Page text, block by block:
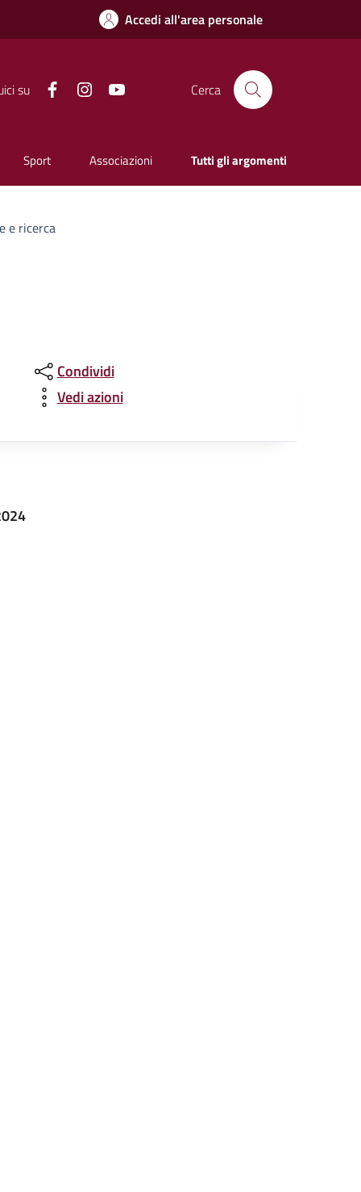
Accedi all'area personale
su Facebook Instagram Cerca
Sport Associazioni Tutti gli argomenti
e ricerca
Condividi
Vedi azioni